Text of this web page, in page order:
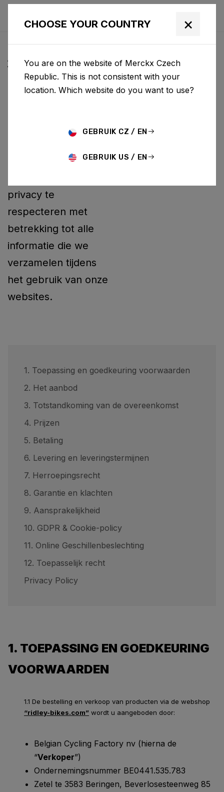
ALGEMENE
VOORWAARDEN
BCF ("Belgian Cycling
ridley-bikes.com en
exploiteren. Het is
privacy te
respecteren met
betrekking tot alle
informatie die we
verzamelen tijdens
het gebruik van onze
websites.
1. Toepassing en goedkeuring voorwaarden
2. Het aanbod
3. Totstandkoming van de overeenkomst
4. Prijzen
5. Betaling
6. Levering en leveringstermijnen
7. Herroepingsrecht
8. Garantie en klachten
9. Aansprakelijkheid
10. GDPR & Cookie-policy
11. Online Geschillenbeslechting
12. Toepasselijk recht
Privacy Policy
1. TOEPASSING EN GOEDKEURING
VOORWAARDEN
1.1 De bestelling en verkoop van producten via de webshop
“ridley-bikes.com” wordt u aangeboden door:
Belgian Cycling Factory nv (hierna de
“Verkoper”)
Ondernemingsnummer BE0441.535.783
Zetel te 3583 Beringen, Beverlosesteenweg 85
CHOOSE YOUR COUNTRY ×
You are on the website of Merckx Czech
Republic. This is not consistent with your
location. Which website do you want to use?
GEBRUIK CZ / EN
GEBRUIK US / EN